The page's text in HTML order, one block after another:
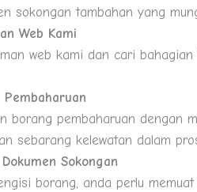
sokongan tambahan yang
Web Kami
web kami dan cari
borang pembaharuan dengan
sebarang kelewatan dalam
Sokongan
borang, anda perlu